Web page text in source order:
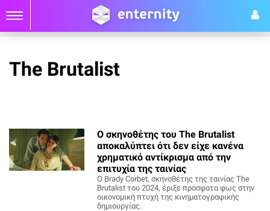
The Brutalist
Ο σκηνοθέτης του The Brutalist
αποκαλύπτει ότι δεν είχε κανένα
χρηματικό αντίκρισμα από την
επιτυχία της ταινίας
Ο Brady Corbet, σκηνοθέτης της ταινίας The
Brutalist του 2024, έριξε πρόσφατα φως στην
οικονομική πτυχή της κινηματογραφικής
δημιουργίας.